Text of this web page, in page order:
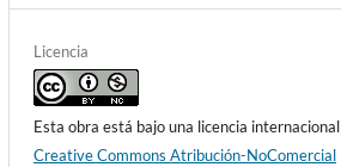
Licencia
Esta obra está bajo una licencia internacional
Creative Commons Atribución-NoComercial